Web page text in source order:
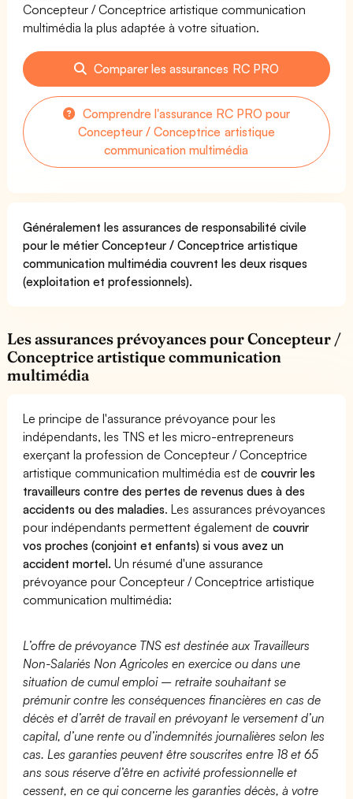
Concepteur / Conceptrice artistique communication
multimédia la plus adaptée à votre situation.
Comparer les assurances RC PRO
Comprendre l'assurance RC PRO pour
Concepteur / Conceptrice artistique
communication multimédia
Généralement les assurances de responsabilité civile
pour le métier Concepteur / Conceptrice artistique
communication multimédia couvrent les deux risques
(exploitation et professionnels).
Les assurances prévoyances pour Concepteur /
Conceptrice artistique communication
multimédia
Le principe de l'assurance prévoyance pour les
indépendants, les TNS et les micro-entrepreneurs
exerçant la profession de Concepteur / Conceptrice
artistique communication multimédia est decouvrir les
travailleurs contre des pertes de revenus dues à des
accidents ou des maladies. Les assurances prévoyances
pour indépendants permettent également decouvrir
vos proches (conjoint et enfants) si vous avez un
accident mortel. Un résumé d'une assurance
prévoyance pour Concepteur / Conceptrice artistique
communication multimédia:
L’offre de prévoyance TNS est destinée aux Travailleurs
Non-Salariés Non Agricoles en exercice ou dans une
situation de cumul emploi – retraite souhaitant se
prémunir contre les conséquences financières en cas de
décès et d’arrêt de travail en prévoyant le versement d’un
capital, d’une rente ou d’indemnités journalières selon les
cas. Les garanties peuvent être souscrites entre 18 et 65
ans sous réserve d’être en activité professionnelle et
cessent, en ce qui concerne les garanties décès, à votre